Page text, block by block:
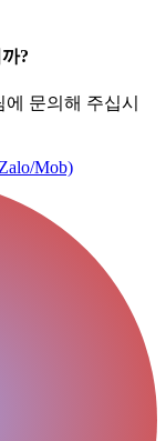
?
문의해 주십시
Mob)